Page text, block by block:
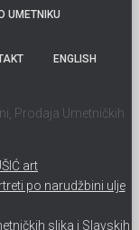
UMETNIKU
ENGLISH
Prodaja Umetničkih
art
po narudžbini ulje
slika i Slavskih